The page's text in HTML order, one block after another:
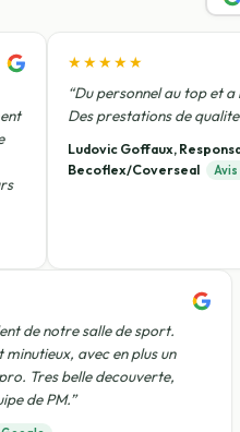
★★★★★
“Du personnel au top et
Des prestations de
Ludovic Goffaux,
Becoflex/Coverseal
de notre salle de sport.
avec en plus un
Tres belle decouverte,
de PM.”